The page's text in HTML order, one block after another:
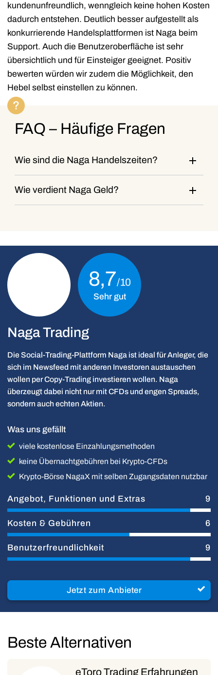
kundenunfreundlich, wenngleich keine hohen Kosten
dadurch entstehen. Deutlich besser aufgestellt als
konkurrierende Handelsplattformen ist Naga beim
Support. Auch die Benutzeroberfläche ist sehr
übersichtlich und für Einsteiger geeignet. Positiv
bewerten würden wir zudem die Möglichkeit, den
Hebel selbst einstellen zu können.
FAQ – Häufige Fragen
Wie sind die Naga Handelszeiten?
Wie verdient Naga Geld?
Naga Trading
Die Social-Trading-Plattform Naga ist ideal für Anleger, die
sich im Newsfeed mit anderen Investoren austauschen
wollen per Copy-Trading investieren wollen. Naga
überzeugt dabei nicht nur mit CFDs und engen Spreads,
sondern auch echten Aktien.
Was uns gefällt
viele kostenlose Einzahlungsmethoden
keine Übernachtgebühren bei Krypto-CFDs
Krypto-Börse NagaX mit selben Zugangsdaten nutzbar
Angebot, Funktionen und Extras 9
Kosten & Gebühren 6
Benutzerfreundlichkeit 9
8,7
Sehr gut
Jetzt zum Anbieter
Beste Alternativen
eToro Trading Erfahrungen